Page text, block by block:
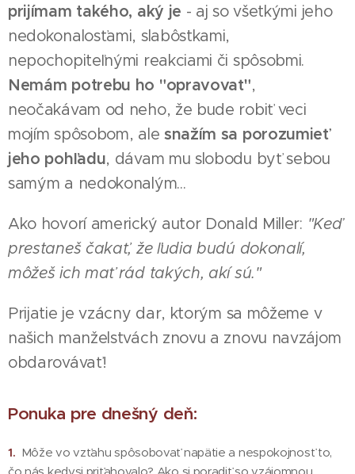
prijímam takého, aký je - aj so všetkými jeho
nedokonalosťami, slabôstkami,
nepochopiteľnými reakciami či spôsobmi.
Nemám potrebu ho "opravovať",
neočakávam od neho, že bude robiť veci
mojím spôsobom, ale snažím sa porozumieť
jeho pohľadu, dávam mu slobodu byť sebou
samým a nedokonalým...
Ako hovorí americký autor Donald Miller: "Keď
prestaneš čakať, že ľudia budú dokonalí,
môžeš ich mať rád takých, akí sú."
Prijatie je vzácny dar, ktorým sa môžeme v
našich manželstvách znovu a znovu navzájom
obdarovávať!
Ponuka pre dnešný deň:
1. Môže vo vzťahu spôsobovať napätie a nespokojnosť to,